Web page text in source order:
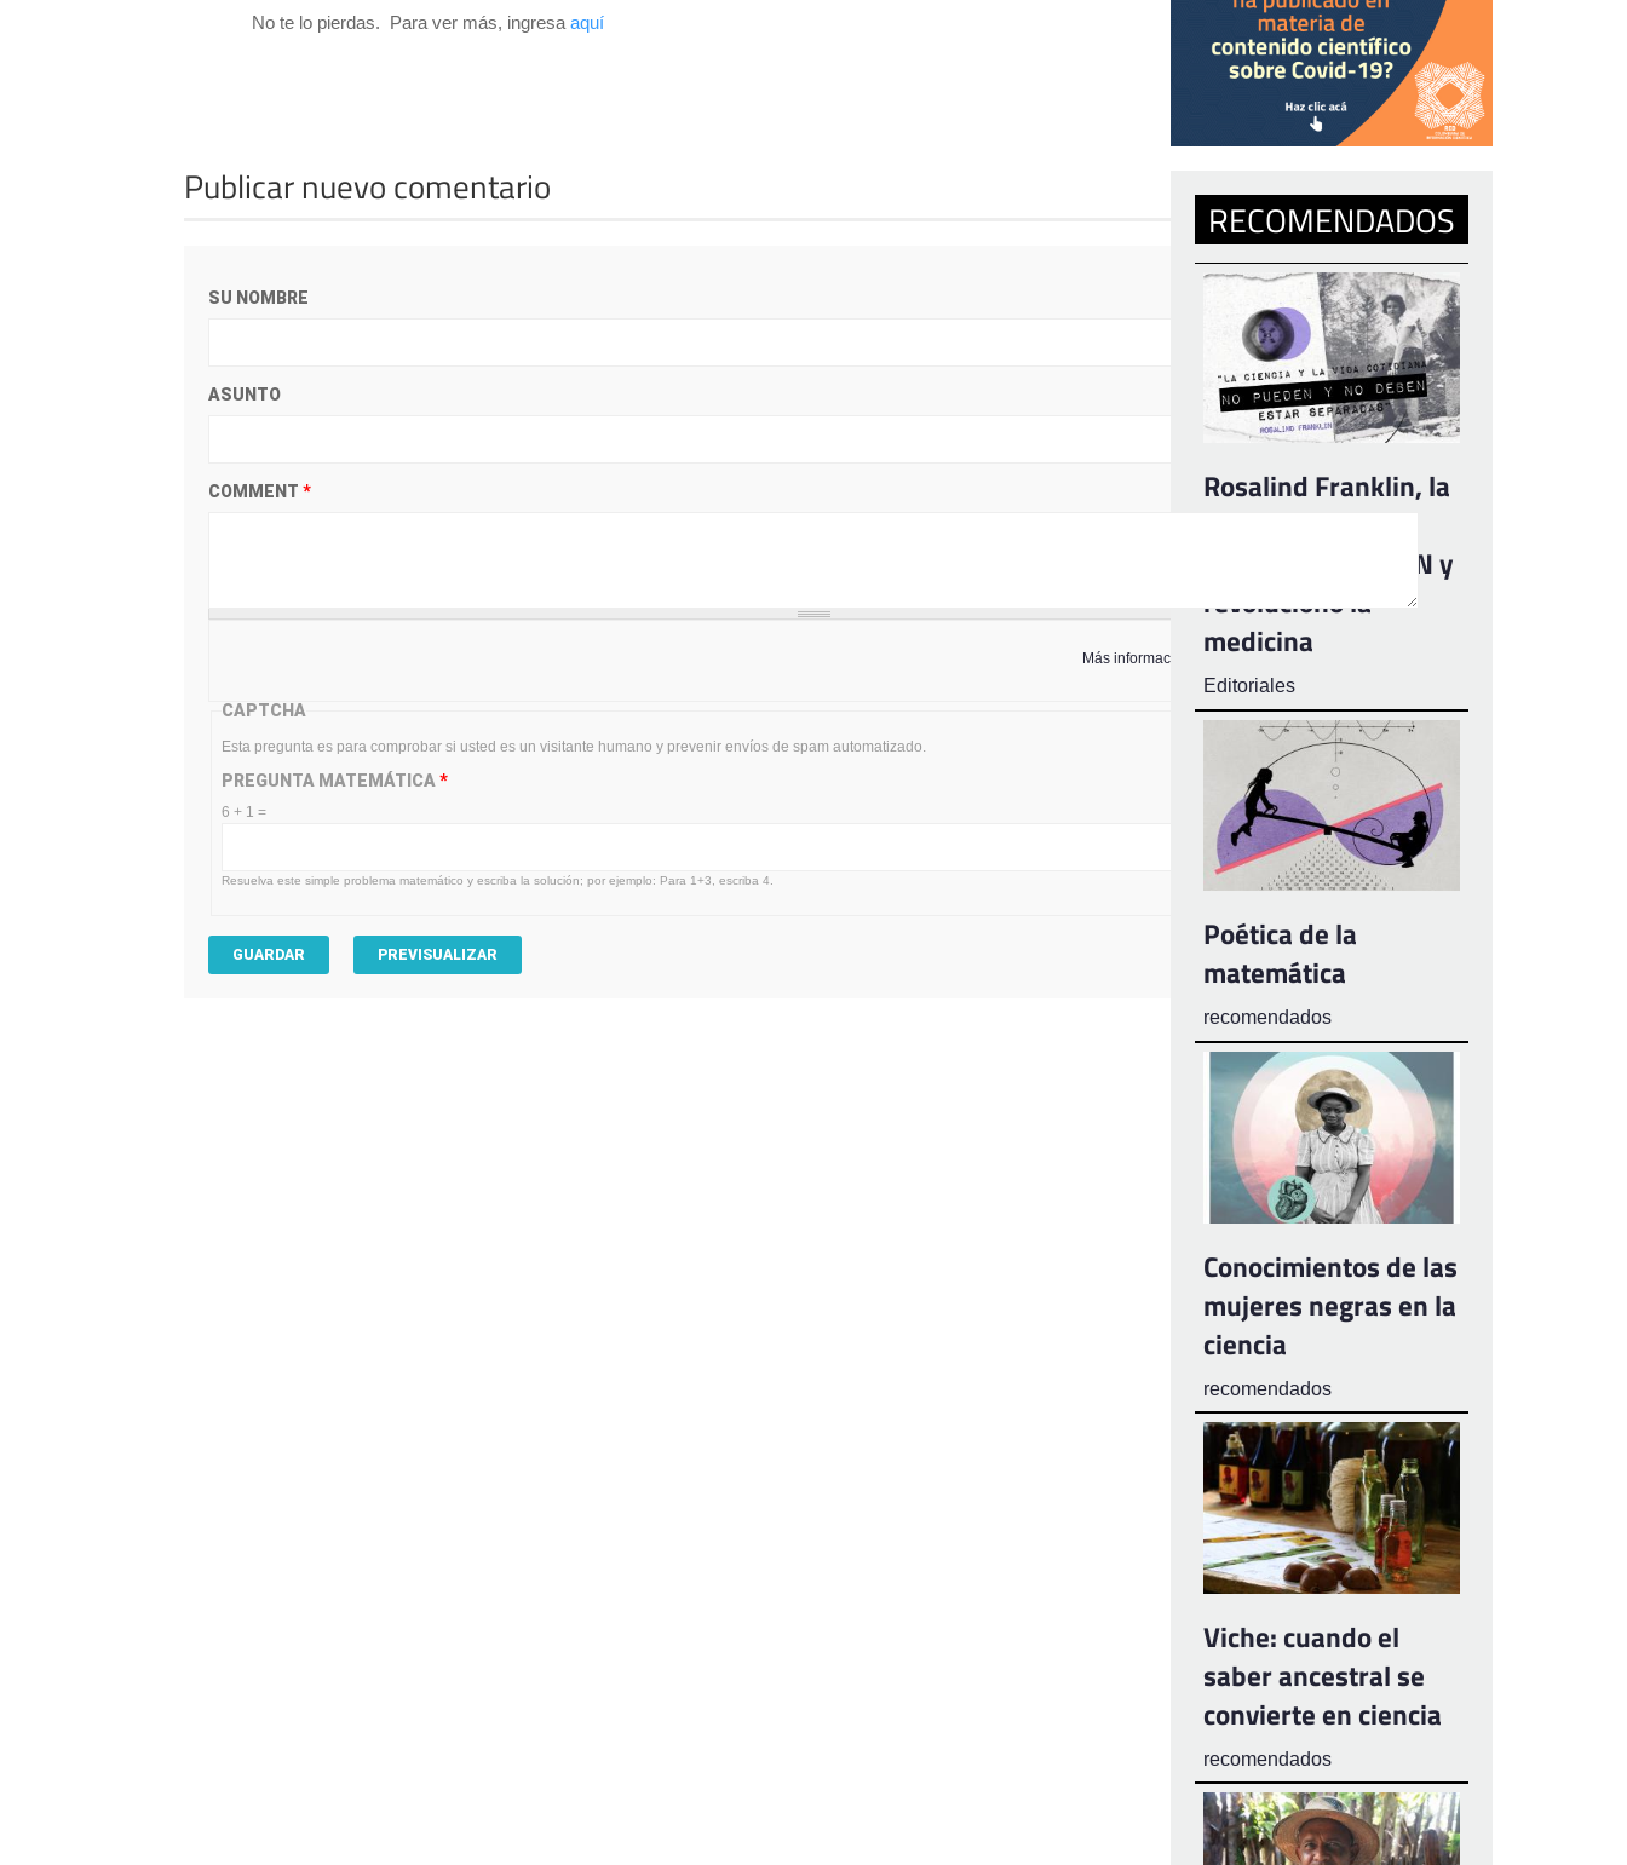
No te lo pierdas. Para ver más, ingresa aquí
Publicar nuevo comentario
SU NOMBRE
ASUNTO
COMMENT *
Más información sobre los formatos de texto
CAPTCHA
Esta pregunta es para comprobar si usted es un visitante humano y prevenir envíos de spam automatizado.
PREGUNTA MATEMÁTICA *
6 + 1 =
Resuelva este simple problema matemático y escriba la solución; por ejemplo: Para 1+3, escriba 4.
RECOMENDADOS
Rosalind Franklin, la
"fotografió" el ADN y
revolucionó la
medicina
Editoriales
Poética de la
matemática
recomendados
Conocimientos de las
mujeres negras en la
ciencia
recomendados
Viche: cuando el
saber ancestral se
convierte en ciencia
recomendados